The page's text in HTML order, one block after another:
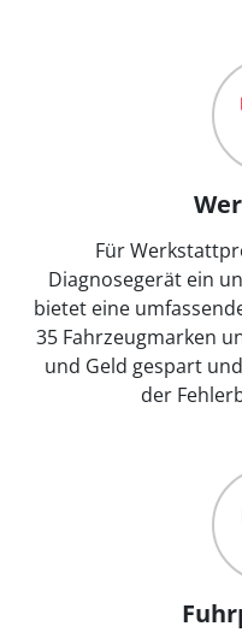
Für
Diagnosegerät ein
bietet eine
35 Fahrzeugmarken
und Geld gespart
der